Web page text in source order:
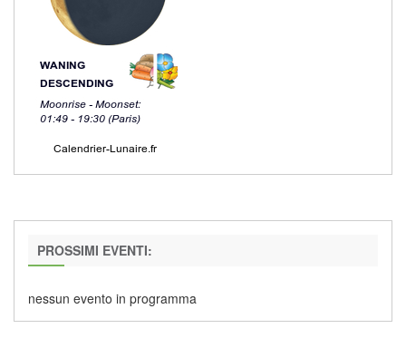
PROSSIMI EVENTI:
nessun evento in programma